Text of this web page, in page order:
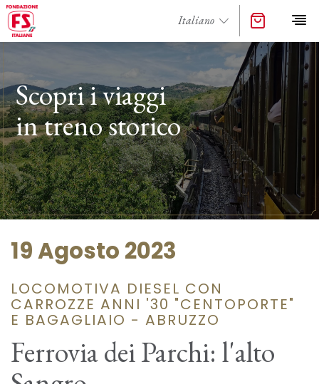
Scopri i viaggi
in treno storico
19 Agosto 2023
LOCOMOTIVA DIESEL CON
CARROZZE ANNI '30 "CENTOPORTE"
E BAGAGLIAIO - ABRUZZO
Ferrovia dei Parchi: l'alto